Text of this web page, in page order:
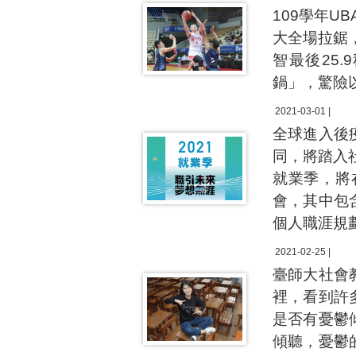
109學年
大全場拉鋸
智最後
鍋」，驚險
2021-03-01 |
全球進入後
同，將踏入
就業季，
會，其中包
個人職涯規
2021-02-25 |
臺師大社會
裡，看到許
是否有憂鬱
傾聽，憂鬱